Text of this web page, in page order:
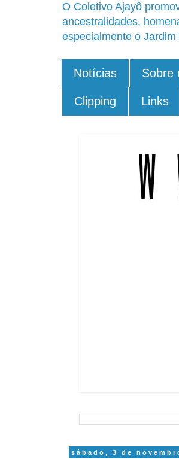
O Coletivo Ajayô
ancestralidades,
especialmente o
Notícias Sobre
Clipping Links
sábado, 3 de